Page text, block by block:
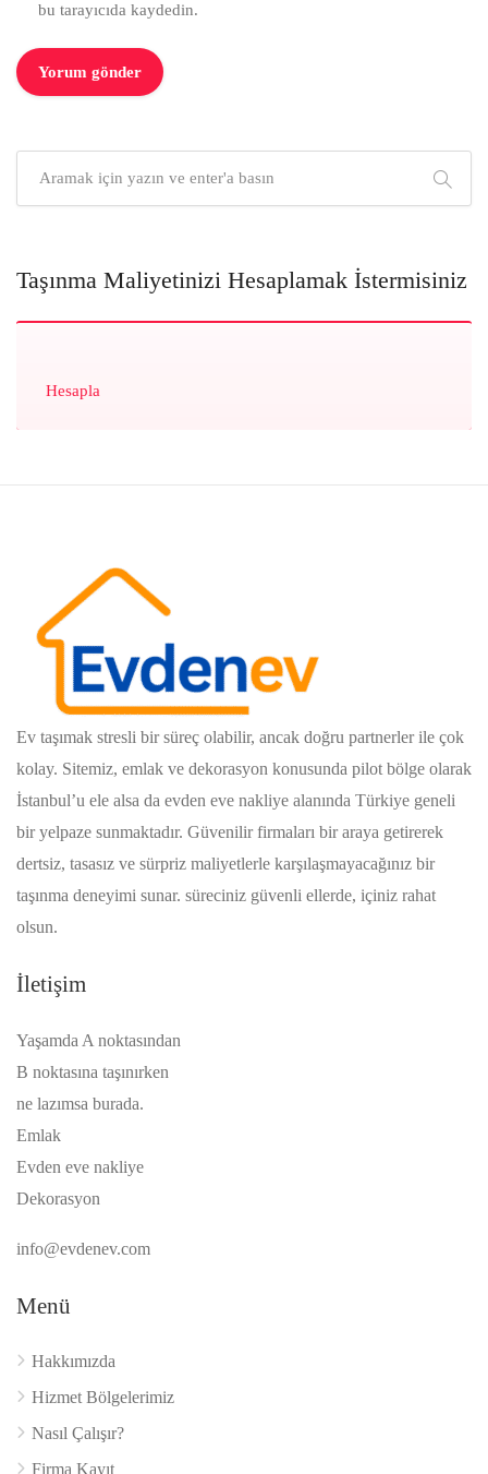
bu tarayıcıda kaydedin.
Taşınma Maliyetinizi Hesaplamak İstermisiniz
Hesapla
Ev taşımak stresli bir süreç olabilir, ancak doğru partnerler ile çok
kolay. Sitemiz, emlak ve dekorasyon konusunda pilot bölge olarak
İstanbul’u ele alsa da evden eve nakliye alanında Türkiye geneli
bir yelpaze sunmaktadır. Güvenilir firmaları bir araya getirerek
dertsiz, tasasız ve sürpriz maliyetlerle karşılaşmayacağınız bir
taşınma deneyimi sunar. süreciniz güvenli ellerde, içiniz rahat
olsun.
İletişim
Yaşamda A noktasından
B noktasına taşınırken
ne lazımsa burada.
Emlak
Evden eve nakliye
Dekorasyon
info@evdenev.com
Menü
Hakkımızda
Hizmet Bölgelerimiz
Nasıl Çalışır?
Firma Kayıt